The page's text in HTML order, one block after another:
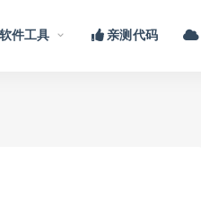
件工具 亲测代码